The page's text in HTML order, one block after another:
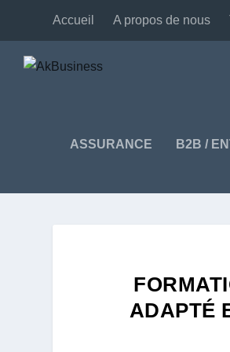
Accueil A propos de nous
ASSURANCE B2B /
ADAPTÉ